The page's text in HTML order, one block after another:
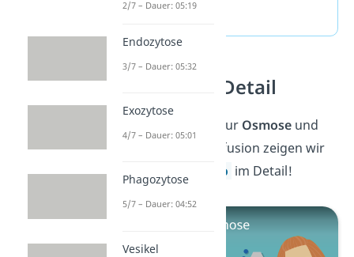
(ausklappen)
Osmose im Detail
Weitere Beispiele zur Osmose und
noch mehr zur Diffusion zeigen wir
dir in diesem
Video im Detail!
2/7 – Dauer: 05:19
Endozytose
3/7 – Dauer: 05:32
Exozytose
4/7 – Dauer: 05:01
Phagozytose
5/7 – Dauer: 04:52
Vesikel